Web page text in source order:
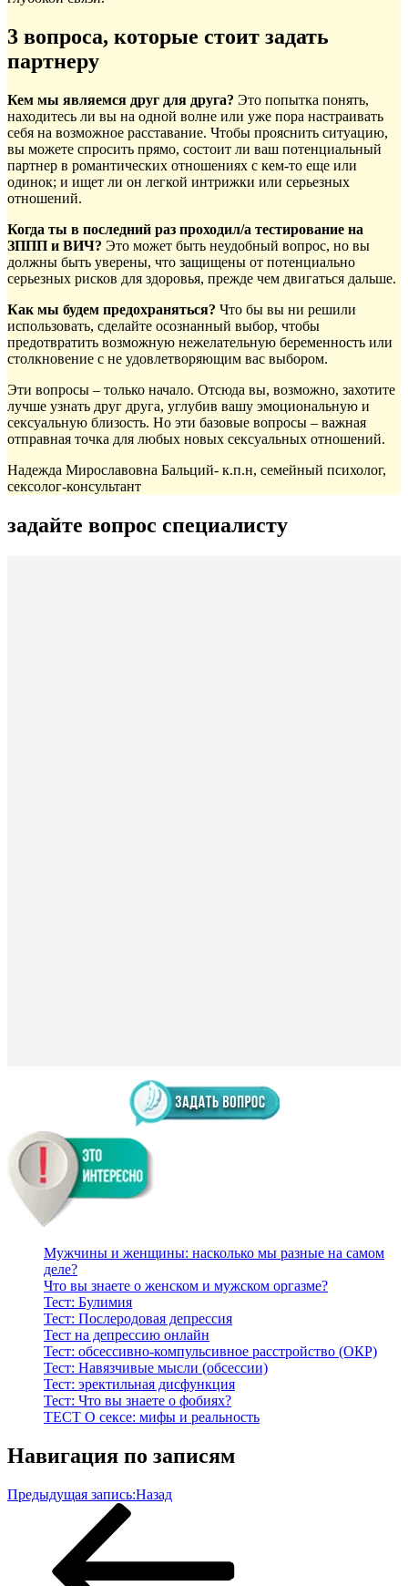
3 вопроса, которые стоит задать
партнеру
Кем мы являемся друг для друга? Это попытка понять,
находитесь ли вы на одной волне или уже пора настраивать
себя на возможное расставание. Чтобы прояснить ситуацию,
вы можете спросить прямо, состоит ли ваш потенциальный
партнер в романтических отношениях с кем-то еще или
одинок; и ищет ли он легкой интрижки или серьезных
отношений.
Когда ты в последний раз проходил/а тестирование на
ЗППП и ВИЧ? Это может быть неудобный вопрос, но вы
должны быть уверены, что защищены от потенциально
серьезных рисков для здоровья, прежде чем двигаться дальше.
Как мы будем предохраняться? Что бы вы ни решили
использовать, сделайте осознанный выбор, чтобы
предотвратить возможную нежелательную беременность или
столкновение с не удовлетворяющим вас выбором.
Эти вопросы – только начало. Отсюда вы, возможно, захотите
лучше узнать друг друга, углубив вашу эмоциональную и
сексуальную близость. Но эти базовые вопросы – важная
отправная точка для любых новых сексуальных отношений.
Надежда Мирославовна Бальций- к.п.н, семейный психолог,
сексолог-консультант
задайте вопрос специалисту
Мужчины и женщины: насколько мы разные на самом
деле?
Что вы знаете о женском и мужском оргазме?
Тест: Булимия
Тест: Послеродовая депрессия
Тест на депрессию онлайн
Тест: обсессивно-компульсивное расстройство (ОКР)
Тест: Навязчивые мысли (обсессии)
Тест: эректильная дисфункция
Тест: Что вы знаете о фобиях?
ТЕСТ О сексе: мифы и реальность
Навигация по записям
Предыдущая запись:Назад